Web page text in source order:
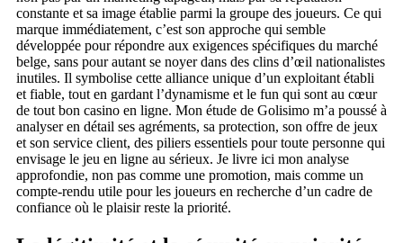
constante et sa image établie parmi la groupe des joueurs. Ce qui
marque immédiatement, c’est son approche qui semble
développée pour répondre aux exigences spécifiques du marché
belge, sans pour autant se noyer dans des clins d’œil nationalistes
inutiles. Il symbolise cette alliance unique d’un exploitant établi
et fiable, tout en gardant l’dynamisme et le fun qui sont au cœur
de tout bon casino en ligne. Mon étude de Golisimo m’a poussé à
analyser en détail ses agréments, sa protection, son offre de jeux
et son service client, des piliers essentiels pour toute personne qui
envisage le jeu en ligne au sérieux. Je livre ici mon analyse
approfondie, non pas comme une promotion, mais comme un
compte-rendu utile pour les joueurs en recherche d’un cadre de
confiance où le plaisir reste la priorité.